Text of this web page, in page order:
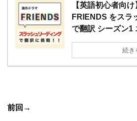
【英語初心者向
FRIENDS をスラ
で翻訳 シーズン1
続き
前回 →